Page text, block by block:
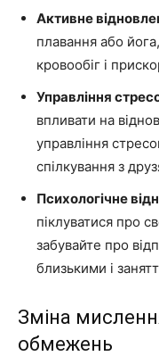
Активне
плавання або
кровообіг і
Управління
впливати на
управління
спілкування з
Психологічне
піклуватися про
забувайте про
близькими і
Зміна
обмежень